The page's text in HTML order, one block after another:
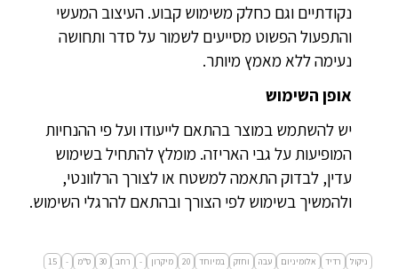
נקודתיים וגם כחלק משימוש קבוע. העיצוב המעשי
והתפעול הפשוט מסייעים לשמור על סדר ותחושה
נעימה ללא מאמץ מיותר.
אופן השימוש
יש להשתמש במוצר בהתאם לייעודו ועל פי ההנחיות
המופיעות על גבי האריזה. מומלץ להתחיל בשימוש
עדין, לבדוק התאמה למשטח או לצורך הרלוונטי,
ולהמשיך בשימוש לפי הצורך ובהתאם להרגלי השימוש.
ניקול רדיד אלומיניום עבה וחזק במיוחד 20 מיקרון - רחב 30 ס”מ -
15